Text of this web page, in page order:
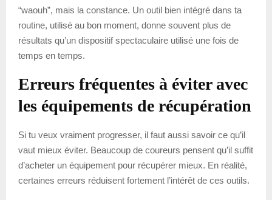
“waouh”, mais la constance. Un outil bien intégré dans ta
routine, utilisé au bon moment, donne souvent plus de
résultats qu’un dispositif spectaculaire utilisé une fois de
temps en temps.
Erreurs fréquentes à éviter avec
les équipements de récupération
Si tu veux vraiment progresser, il faut aussi savoir ce qu’il
vaut mieux éviter. Beaucoup de coureurs pensent qu’il suffit
d’acheter un équipement pour récupérer mieux. En réalité,
certaines erreurs réduisent fortement l’intérêt de ces outils.